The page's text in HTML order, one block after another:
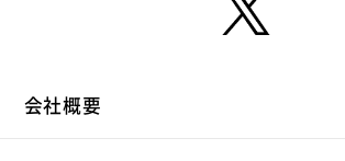
会社概要